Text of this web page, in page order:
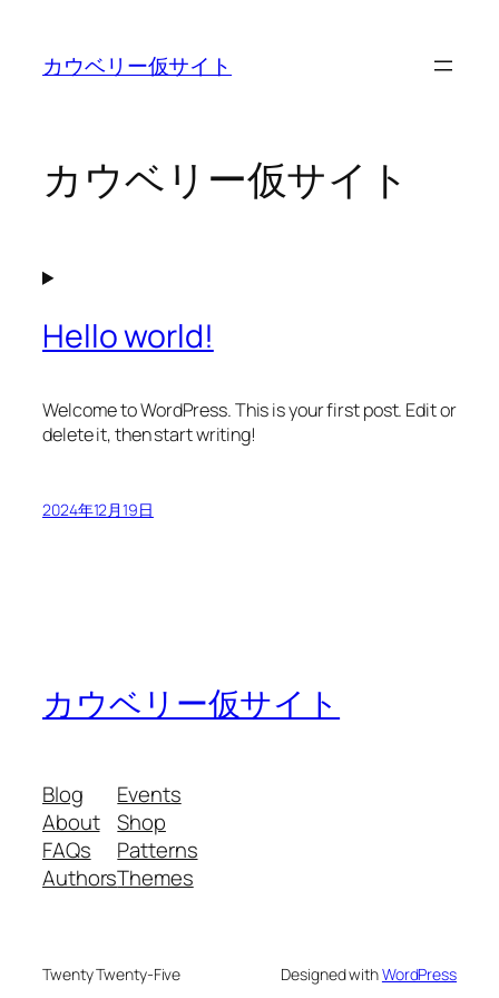
カウベリー仮サイト
カウベリー仮サイト
Hello world!
Welcome to WordPress. This is your first post. Edit or
delete it, then start writing!
2024年12月19日
カウベリー仮サイト
Blog
About
FAQs
Authors
Events
Shop
Patterns
Themes
Twenty Twenty-Five Designed withWordPress